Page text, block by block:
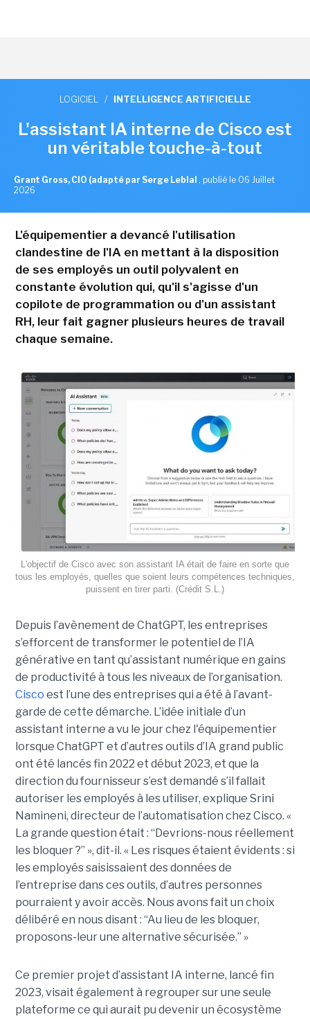
LOGICIEL / INTELLIGENCE ARTIFICIELLE
L'assistant IA interne de Cisco est
un véritable touche-à-tout
Grant Gross, CIO (adapté par Serge Leblal , publié le 06 Juillet
2026
L'équipementier a devancé l'utilisation
clandestine de l'IA en mettant à la disposition
de ses employés un outil polyvalent en
constante évolution qui, qu'il s'agisse d'un
copilote de programmation ou d'un assistant
RH, leur fait gagner plusieurs heures de travail
chaque semaine.
L'objectif de Cisco avec son assistant IA était de faire en sorte que
tous les employés, quelles que soient leurs compétences techniques,
puissent en tirer parti. (Crédit S.L.)
Depuis l’avènement de ChatGPT, les entreprises
s’efforcent de transformer le potentiel de l’IA
générative en tant qu’assistant numérique en gains
de productivité à tous les niveaux de l’organisation.
Cisco est l’une des entreprises qui a été à l’avant-
garde de cette démarche. L’idée initiale d’un
assistant interne a vu le jour chez l'équipementier
lorsque ChatGPT et d’autres outils d’IA grand public
ont été lancés fin 2022 et début 2023, et que la
direction du fournisseur s’est demandé s’il fallait
autoriser les employés à les utiliser, explique Srini
Namineni, directeur de l’automatisation chez Cisco. «
La grande question était : “Devrions-nous réellement
les bloquer ?” », dit-il. « Les risques étaient évidents : si
les employés saisissaient des données de
l’entreprise dans ces outils, d’autres personnes
pourraient y avoir accès. Nous avons fait un choix
délibéré en nous disant : “Au lieu de les bloquer,
proposons-leur une alternative sécurisée.” »
Ce premier projet d’assistant IA interne, lancé fin
2023, visait également à regrouper sur une seule
plateforme ce qui aurait pu devenir un écosystème